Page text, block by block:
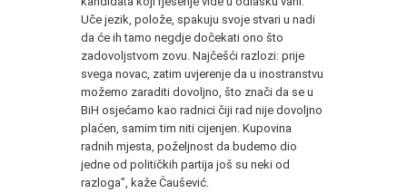
Uče jezik, polože, spakuju svoje stvari u nadi
da će ih tamo negdje dočekati ono što
zadovoljstvom zovu. Najčešći razlozi: prije
svega novac, zatim uvjerenje da u inostranstvu
možemo zaraditi dovoljno, što znači da se u
BiH osjećamo kao radnici čiji rad nije dovoljno
plaćen, samim tim niti cijenjen. Kupovina
radnih mjesta, poželjnost da budemo dio
jedne od političkih partija još su neki od
razloga”, kaže Čaušević.